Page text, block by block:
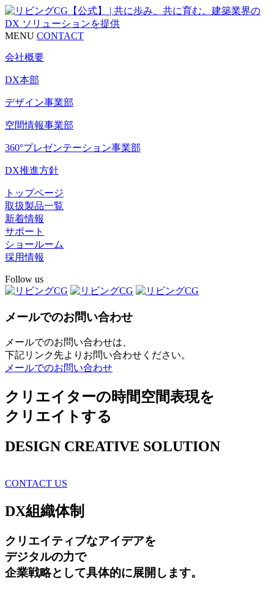
MENU CONTACT
会社概要
DX本部
デザイン事業部
空間情報事業部
360°プレゼンテーション事業部
DX推進方針
トップページ
取扱製品一覧
新着情報
サポート
ショールーム
採用情報
Follow us
メールでのお問い合わせ
メールでのお問い合わせは、
下記リンク先よりお問い合わせください。
メールでのお問い合わせ
クリエイターの時間空間表現を
クリエイトする
DESIGN CREATIVE SOLUTION
CONTACT US
DX組織体制
クリエイティブなアイデアを
デジタルの力で
企業戦略として具体的に展開します。